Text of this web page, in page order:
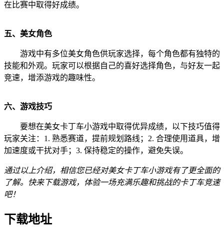
在比赛中取得好成绩。
五、美女角色
游戏中有多位美女角色供玩家选择，每个角色都有独特的
技能和外观。玩家可以根据自己的喜好选择角色，与好友一起
竞速，增添游戏的趣味性。
六、游戏技巧
要想在美女卡丁车小游戏中取得优异成绩，以下技巧值得
玩家关注：1. 熟悉赛道，提前规划路线；2. 合理使用道具，增
加速度或干扰对手；3. 保持稳定的操作，避免失误。
通过以上介绍，相信您已经对美女卡丁车小游戏有了更全面的
了解。快来下载游戏，体验一场充满乐趣和挑战的卡丁车竞速
吧！
下载地址